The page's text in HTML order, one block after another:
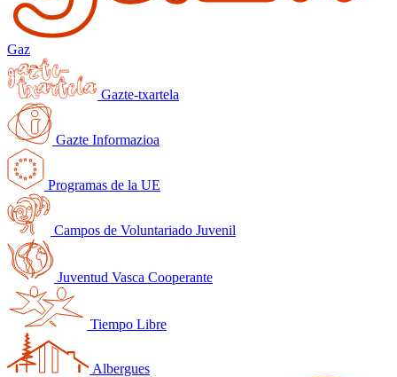
Gaz
Gazte-txartela
Gazte Informazioa
Programas de la UE
Campos de Voluntariado Juvenil
Juventud Vasca Cooperante
Tiempo Libre
Albergues